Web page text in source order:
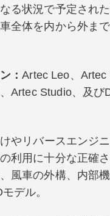
る状況で予定され
全体を内から外ま
：Artec Leo、Artec
Artec Studio、及び
やリバースエンジ
利用に十分な正確
風車の外構、内部
デル。